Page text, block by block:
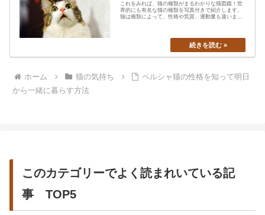
これをみれば、猫の種類がまるわかりな猫図鑑！世
界的にも有名な猫の種類を写真付きで紹介します。
猫は種類によって、性格や気質、運動量も違います
ホーム 猫の気持ち
ペルシャ猫の性格を知って明日
から一緒に暮らす方法
このカテゴリーでよく読まれいている記
事 TOP5